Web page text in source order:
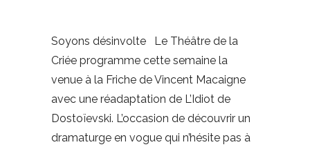
Soyons désinvolte Le Théâtre de la
Criée programme cette semaine la
venue à la Friche de Vincent Macaigne
avec une réadaptation de L’Idiot de
Dostoïevski. L’occasion de découvrir un
dramaturge en vogue qui n’hésite pas à